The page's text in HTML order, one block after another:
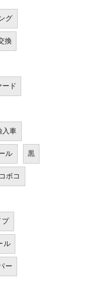
グ
換
ード
入車
ル 黒
ボコ
プ
ル
ー